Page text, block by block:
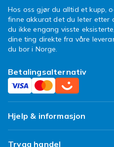
Radio – perfekt
Radio er ikke bare
er også perfekt for de
å sitte stille. Hold deg
annet – da blir det
effektiv! Hos Fyndiq har
Her finner du
høyttalere for de som vil
Eller hvorfor ikke klikke
en stereoradio eller en
Hos oss gjør du alltid et kupp,
finne akkurat det du leter etter
du ikke engang visste
dine ting direkte fra våre
du bor i Norge.
Betalingsalternativ
Hjelp & informasjon
Ofte stilte spørsmål
Trygg handel